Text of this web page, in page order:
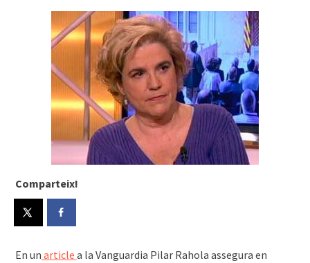
Comparteix!
En un article a la Vanguardia Pilar Rahola assegura en